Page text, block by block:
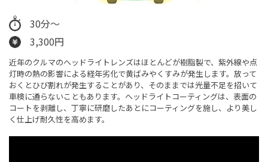
30分～
3,300円
近年のクルマのヘッドライトレンズはほとんどが樹脂製で、紫外線や点
灯時の熱の影響による経年劣化で黄ばみやくすみが発生します。放って
おくとひび割れが発生することがあり、そのままでは光量不足を招いて
車検に通らないこともあります。ヘッドライトコーティングは、表面の
コートを剥離し、丁寧に研磨したあとにコーティングを施し、より美し
く仕上げ耐久性を高めます。